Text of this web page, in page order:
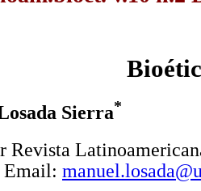
Sierra*
Revista
Email: